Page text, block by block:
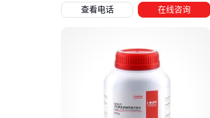
查看电话 在线咨询